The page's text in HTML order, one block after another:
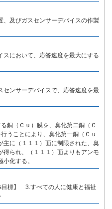
、及びガスセンサーデバイスの作製
スにおいて、応答速度を最大にする
センサーデバイスで、応答速度を最
銅（Ｃｕ）膜を、臭化第二銅（Ｃ
うことにより、臭化第一銅（Ｃｕ
主に（１１１）面に制限された、臭
られ、（１１１）面よりもアンモ
化する。
目標】 3.すべての人に健康と福祉